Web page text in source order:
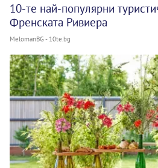
10-те най-популярни
Френската Ривиера
MelomanBG - 10te.bg